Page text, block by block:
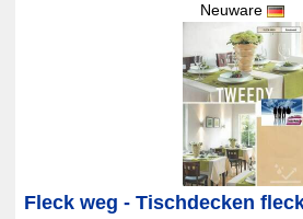
Neuware
Fleck weg - Tischdecken